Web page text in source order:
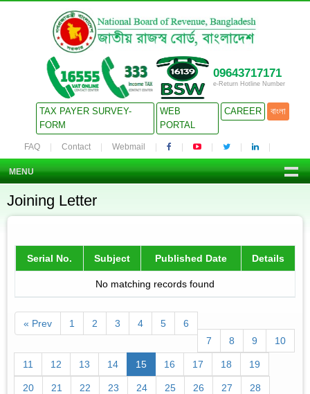
09643717171
e-Return Hotline Number
TAX PAYER SURVEY-
FORM
WEB
PORTAL
CAREER বাংলা
FAQ Contact Webmail
MENU
Joining Letter
Serial No. Subject Published Date Details
No matching records found
« Prev 1 2 3 4 5
6
7
8 9 10
11 12 13 14 15 16 17 18 19
20 21 22 23 24 25 26 27 28